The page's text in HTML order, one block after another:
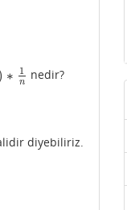
∗ 1
n
1n nedir?
diyebiliriz.